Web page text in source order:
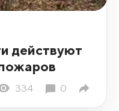
действуют
334 0